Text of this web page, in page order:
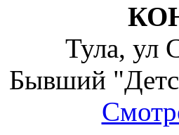
Тула, ул
Бывший